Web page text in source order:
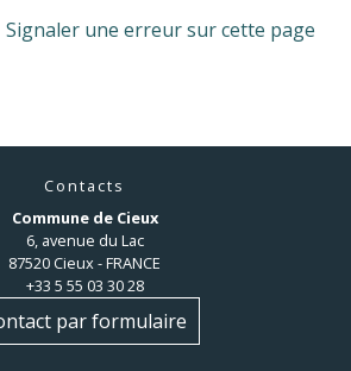
Signaler une erreur sur cette page
Contacts
Commune de Cieux
6, avenue du Lac
87520 Cieux - FRANCE
+33 5 55 03 30 28
par formulaire